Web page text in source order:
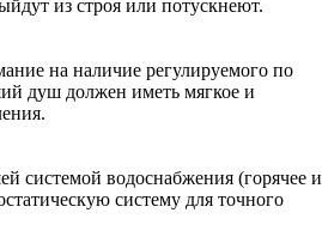
из строя или потускнеют.
на наличие регулируемого по
душ должен иметь мягкое и
системой водоснабжения (горячее и
систему для точного